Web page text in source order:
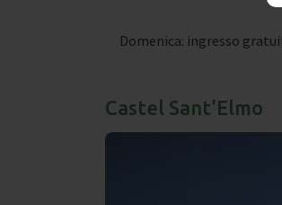
Domenica: ingresso
Castel Sant’Elmo